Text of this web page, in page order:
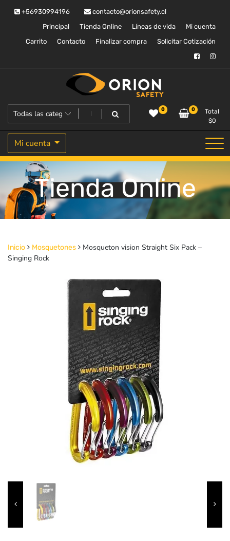
+56930994196
contacto@orionsafety.cl
Principal
Tienda Online Líneas de vida
Mi cuenta
Carrito
Contacto Finalizar compra Solicitar Cotización
Orion Safety
Equipos de proteccion personal 0 0
Total
$0
Mi cuenta
Tienda Online
Inicio Mosquetones
Mosqueton vision Straight Six Pack –
Singing Rock